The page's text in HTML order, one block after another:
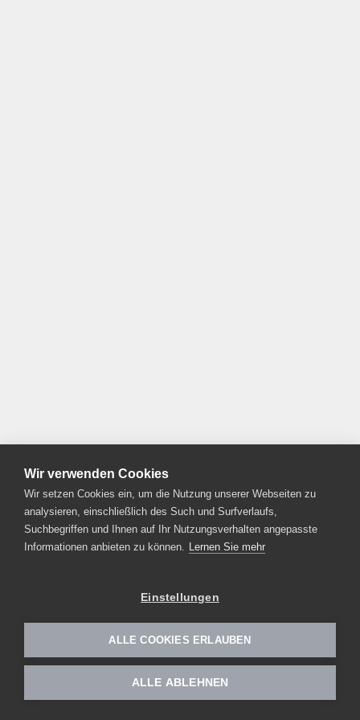
Wir verwenden Cookies
Wir setzen Cookies ein, um die Nutzung unserer Webseiten zu
analysieren, einschließlich des Such und Surfverlaufs,
Suchbegriffen und Ihnen auf Ihr Nutzungsverhalten angepasste
Informationen anbieten zu können. Lernen Sie mehr
Einstellungen
ALLE COOKIES ERLAUBEN
ALLE ABLEHNEN